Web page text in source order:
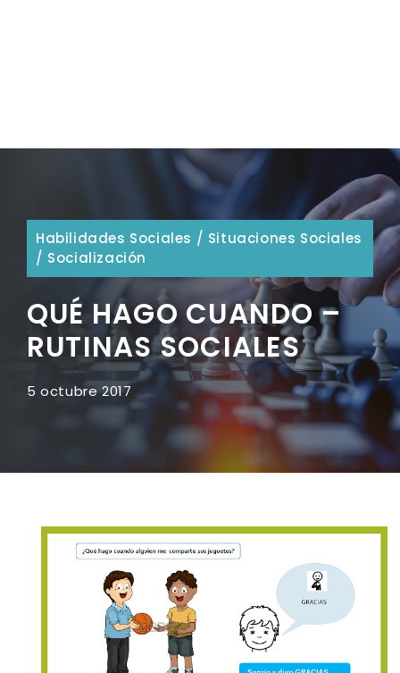
Habilidades Sociales / Situaciones Sociales
/ Socialización
QUÉ HAGO CUANDO –
RUTINAS SOCIALES
5 octubre 2017